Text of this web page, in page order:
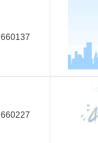
660137
660227